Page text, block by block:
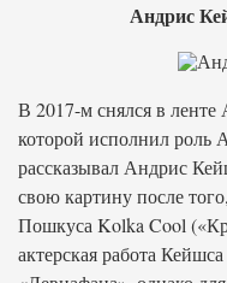
Андрис
В 2017-м снялся в
которой исполнил
рассказывал Андрис
свою картину после
Пошкуса Kolka Cool
актерская работа